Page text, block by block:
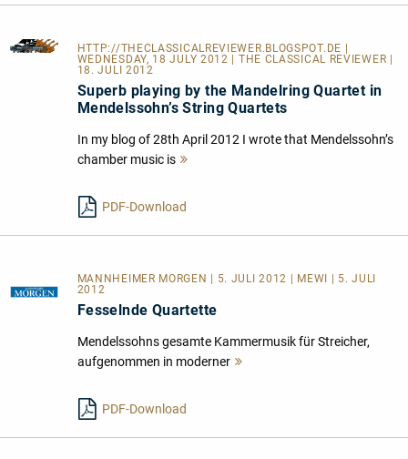
HTTP://THECLASSICALREVIEWER.BLOGSPOT.DE |
WEDNESDAY, 18 JULY 2012 | THE CLASSICAL REVIEWER |
18. JULI 2012
Superb playing by the Mandelring Quartet in
Mendelssohn’s String Quartets
In my blog of 28th April 2012 I wrote that Mendelssohn’s
chamber music is
PDF-Download
MANNHEIMER MORGEN | 5. JULI 2012 | MEWI | 5. JULI
2012
Fesselnde Quartette
Mendelssohns gesamte Kammermusik für Streicher,
aufgenommen in moderner
PDF-Download